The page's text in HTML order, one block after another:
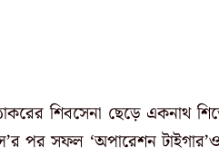
শিবসেনা ছেড়ে একনাথ
পর সফল ‘অপারেশন